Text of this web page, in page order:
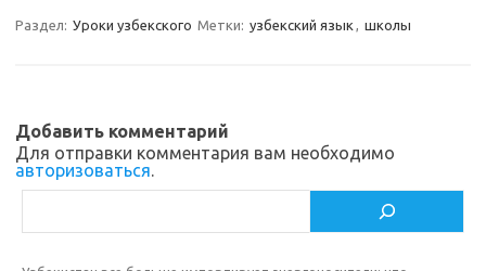
s
i
k
b
k
р
и
т
Раздел: Уроки узбекского Метки: узбекский язык , школы
Добавить комментарий
Для отправки комментария вам необходимо
авторизоваться.